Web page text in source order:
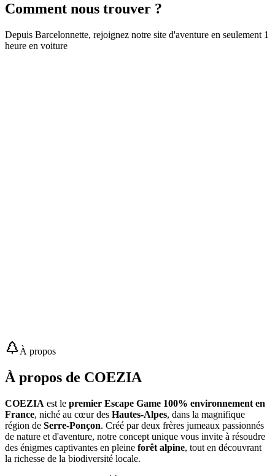
Comment nous trouver ?
Depuis Barcelonnette, rejoignez notre site d'aventure en seulement 1
heure en voiture
À propos
À propos de COEZIA
COEZIA est le premier Escape Game 100% environnement en
France, niché au cœur des Hautes-Alpes, dans la magnifique
région de Serre-Ponçon. Créé par deux frères jumeaux passionnés
de nature et d'aventure, notre concept unique vous invite à résoudre
des énigmes captivantes en pleine forêt alpine, tout en découvrant
la richesse de la biodiversité locale.